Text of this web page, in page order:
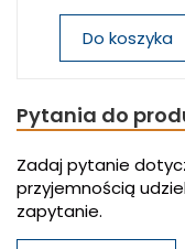
Do koszyka
Pytania do
Zadaj pytanie
przyjemnością
zapytanie.